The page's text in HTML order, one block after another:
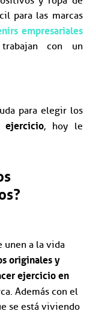
para las marcas
empresariales
con un
para elegir los
ejercicio, hoy le
unen a la vida
originales y
ejercicio en
Además con el
se está viviendo